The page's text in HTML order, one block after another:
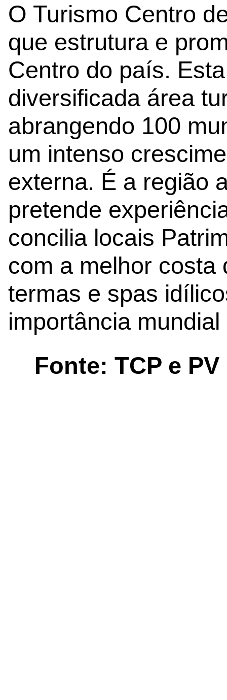
O Turismo Centro
que estrutura e
Centro do país.
diversificada área
abrangendo 100
um intenso
externa. É a região
pretende
concilia locais
com a melhor costa
termas e spas
importância
Fonte: TCP e PV